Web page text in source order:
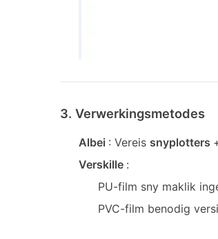
3. Verwerkingsmetodes
Albei : Vereis snyplotters
Verskille :
PU-film sny maklik
PVC-film benodig